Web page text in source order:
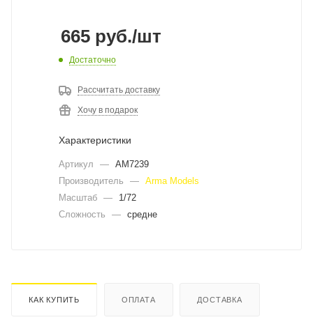
665 руб./шт
Достаточно
Рассчитать доставку
Хочу в подарок
Характеристики
Артикул — AM7239
Производитель
— Arma Models
Масштаб —
1/72
Сложность
— средне
КАК КУПИТЬ ОПЛАТА ДОСТАВКА